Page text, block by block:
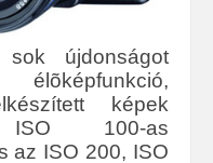
sok újdonságot
képek
100-as
az ISO 200, ISO